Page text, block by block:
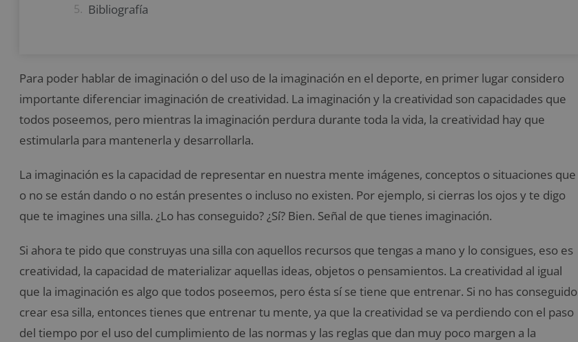
Bibliografía
Para poder hablar de imaginación o del uso de la imaginación en el deporte, en primer lugar considero
importante diferenciar imaginación de creatividad. La imaginación y la creatividad son capacidades que
todos poseemos, pero mientras la imaginación perdura durante toda la vida, la creatividad hay que
estimularla para mantenerla y desarrollarla.
La imaginación es la capacidad de representar en nuestra mente imágenes, conceptos o situaciones que
o no se están dando o no están presentes o incluso no existen. Por ejemplo, si cierras los ojos y te digo
que te imagines una silla. ¿Lo has conseguido? ¿Sí? Bien. Señal de que tienes imaginación.
Si ahora te pido que construyas una silla con aquellos recursos que tengas a mano y lo consigues, eso es
creatividad, la capacidad de materializar aquellas ideas, objetos o pensamientos. La creatividad al igual
que la imaginación es algo que todos poseemos, pero ésta sí se tiene que entrenar. Si no has conseguido
crear esa silla, entonces tienes que entrenar tu mente, ya que la creatividad se va perdiendo con el paso
del tiempo por el uso del cumplimiento de las normas y las reglas que dan muy poco margen a la